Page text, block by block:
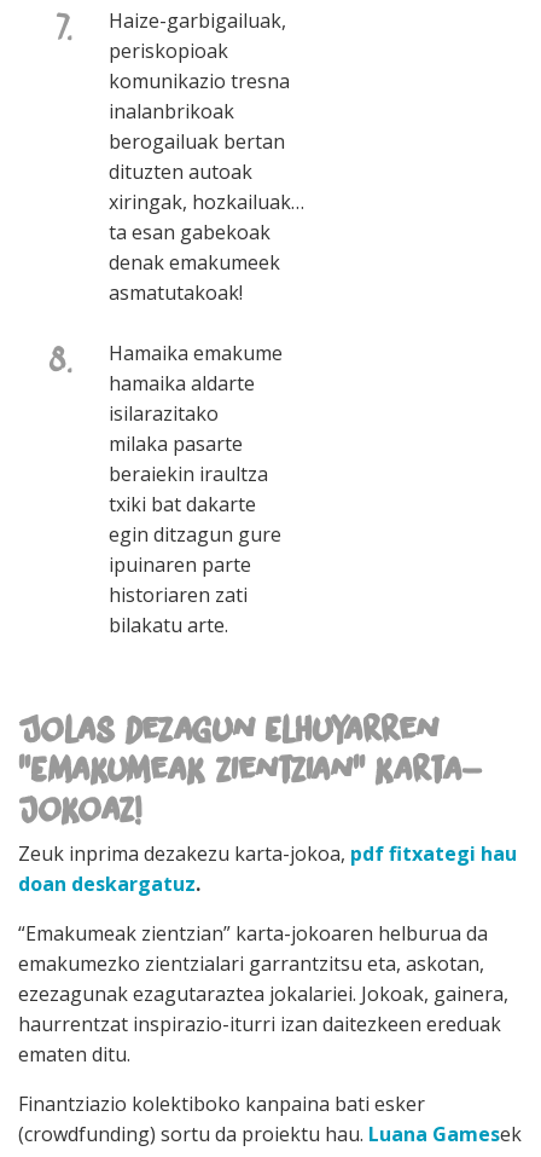
7.
Haize-garbigailuak,
periskopioak
komunikazio tresna
inalanbrikoak
berogailuak bertan
dituzten autoak
xiringak, hozkailuak…
ta esan gabekoak
denak emakumeek
asmatutakoak!
8.
Hamaika emakume
hamaika aldarte
isilarazitako
milaka pasarte
beraiekin iraultza
txiki bat dakarte
egin ditzagun gure
ipuinaren parte
historiaren zati
bilakatu arte.
Jolas dezagun Elhuyarren
"Emakumeak zientzian" karta-
jokoaz!
Zeuk inprima dezakezu karta-jokoa, pdf fitxategi hau
doan deskargatuz.
“Emakumeak zientzian” karta-jokoaren helburua da
emakumezko zientzialari garrantzitsu eta, askotan,
ezezagunak ezagutaraztea jokalariei. Jokoak, gainera,
haurrentzat inspirazio-iturri izan daitezkeen ereduak
ematen ditu.
Finantziazio kolektiboko kanpaina bati esker
(crowdfunding) sortu da proiektu hau. Luana Gamesek